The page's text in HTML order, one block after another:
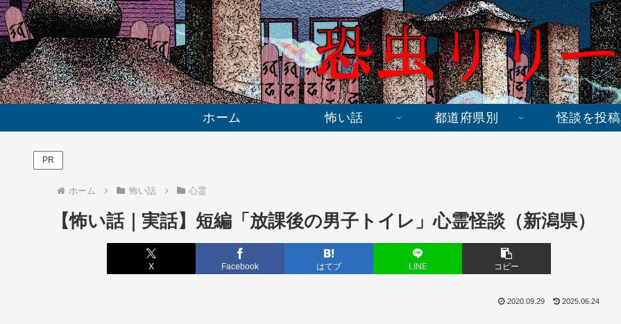
ホーム 怖い話 都道府県別 怪談を投稿
PR
ホーム 怖い話 心霊
【怖い話｜実話】短編「放課後の男子トイレ」心霊怪談（新潟県）
X Facebook はてブ LINE コピー
2020.09.29 2025.06.24